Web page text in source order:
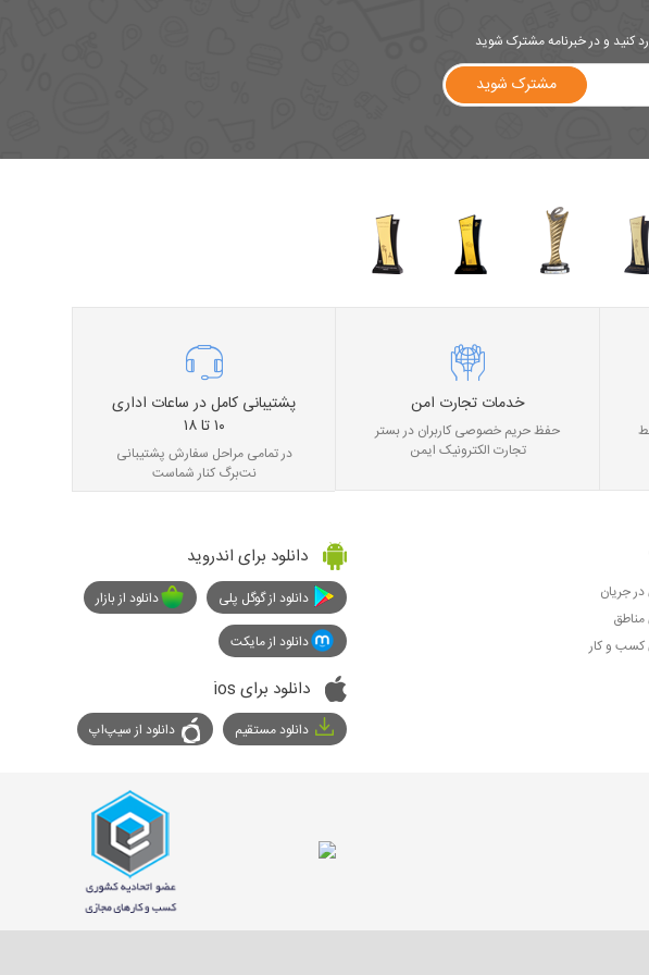
کنید و در خبرنامه مشترک شوید
مشترک شوید
خدمات تجارت امن
حفظ حریم خصوصی کاربران در بستر
تجارت الکترونیک ایمن
پشتیبانی کامل در ساعات اداری
۱۰ تا ۱۸
در تمامی مراحل سفارش پشتیبانی
نت‌برگ کنار شماست
دانلود برای اندروید
دانلود از گوگل پلی
دانلود از بازار
دانلود از مایکت
دانلود برای ios
دانلود مستقیم دانلود از سیپ‌اپ
جریان
و کار